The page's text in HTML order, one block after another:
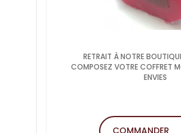
RETRAIT À NOTRE
COMPOSEZ VOTRE COFFRET
ENVIES